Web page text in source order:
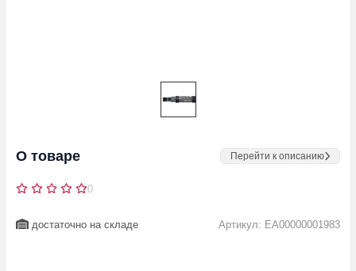
О товаре Перейти к описанию
0
достаточно на складе Артикул: EA00000001983